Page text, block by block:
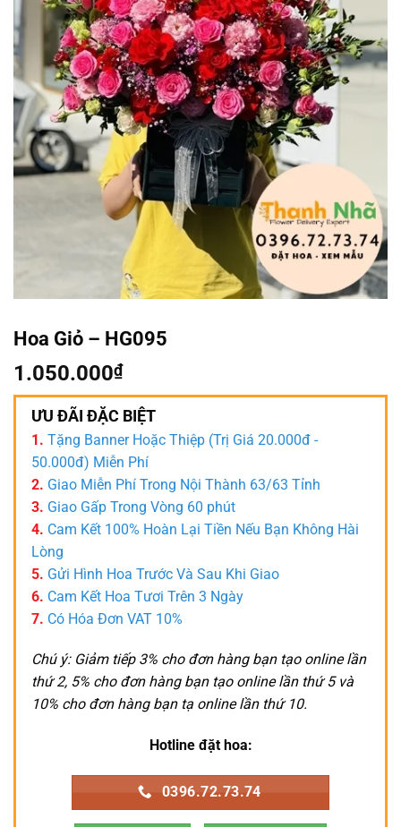
Hoa Giỏ – HG095
1.050.000₫
ƯU ĐÃI ĐẶC BIỆT
1. Tặng Banner Hoặc Thiệp (Trị Giá 20.000đ -
50.000đ) Miễn Phí
2. Giao Miễn Phí Trong Nội Thành 63/63 Tỉnh
3. Giao Gấp Trong Vòng 60 phút
4. Cam Kết 100% Hoàn Lại Tiền Nếu Bạn Không Hài
Lòng
5. Gửi Hình Hoa Trước Và Sau Khi Giao
6. Cam Kết Hoa Tươi Trên 3 Ngày
7. Có Hóa Đơn VAT 10%
Chú ý: Giảm tiếp 3% cho đơn hàng bạn tạo online lần
thứ 2, 5% cho đơn hàng bạn tạo online lần thứ 5 và
10% cho đơn hàng bạn tạ online lần thứ 10.
Hotline đặt hoa:
0396.72.73.74